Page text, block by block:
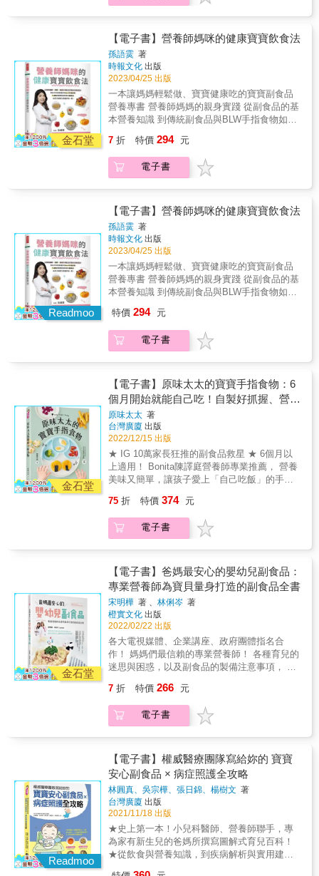
好吃的技巧】．技巧1：烹煮完後快速降溫煮完
後，將副食品放在寬鍋或淺盤中，吹電風扇、
冷氣或水中放冰塊隔水快速降溫，以保留養
分。．技巧2：挑選甜度高的食材食物冷凍後，
甜度會大幅下降，可在冷凍副食品加熱後可再
添加現打水果泥，以增加甜度，如香蕉、蘋
果。．技巧3：用食物夾鏈袋或真空封裝冷凍前
可在分裝盒外加一層食物夾鏈袋，或以家用食
品真空包裝機，將食物真空後再冷凍，以保持
或是將有甜味的食材，如地瓜、紅蘿蔔、高麗
菜等，加水煮熟，再連同蔬菜水一起打成泥。
金石堂
【電子書】營養師媽咪的健康寶寶飲食法
孫語霙 著
時報文化 出版
2023/04/25 出版
一本讓媽媽輕鬆做、寶寶健康吃的寶寶副食品
營養專書 營養師媽媽的親身實踐 從副食品的基
本營養知識 到傳統副食品與BLW手指食物如何
過敏、沒有食慾的時候該怎麼辦？ 讓媽媽們可
以用輕鬆省力的方式 幫寶寶轉換副食品 還告訴
你寶寶外食怎麼吃，零食米果如何選
讀者，這本書不是要『教你』怎麼育兒，而是
以營養學的概念為基礎，自身經歷為輔，統整
出一套適合現代家庭，讓媽咪及寶寶都受惠的
飲食方法。」～營養師& 孫語霙 本書要陪你一
起度過寶寶副食品階段， 與其太過小心翼翼地
把自己逼到身心俱疲喘不過氣， 還不如以不違
背營養學概念，但能夠輕鬆執行的方法， 讓寶
寶能夠吃得開心，媽媽也能少點壓力，這樣兩
者兼顧的方式， 才是現代媽媽養育健康寶寶的
的營養需求 ●提供傳統副食品和寶寶自主進食
(BLW)並行的方法，媽媽們不用選邊站 ●最容易
實踐的寶寶飲食方法，外食零食也能吃到營養
解決之道 ●營養師專業設計，以簡單好做為基
礎的的分齡副食品食譜 &
7 折 特價 294 元
電子書
Readmoo
【電子書】營養師媽咪的健康寶寶飲食法
孫語霙 著
時報文化 出版
2023/04/25 出版
一本讓媽媽輕鬆做、寶寶健康吃的寶寶副食品
營養專書 營養師媽媽的親身實踐 從副食品的基
本營養知識 到傳統副食品與BLW手指食物如何
過敏、沒有食慾的時候該怎麼辦？ 讓媽媽們可
以用輕鬆省力的方式 幫寶寶轉換副食品 還告訴
你寶寶外食怎麼吃，零食米果如何選
讀者，這本書不是要『教你』怎麼育兒，而是
以營養學的概念為基礎，自身經歷為輔，統整
出一套適合現代家庭，讓媽咪及寶寶都受惠的
飲食方法。」～營養師& 孫語霙 本書要陪你一
起度過寶寶副食品階段， 與其太過小心翼翼地
把自己逼到身心俱疲喘不過氣， 還不如以不違
背營養學概念，但能夠輕鬆執行的方法， 讓寶
寶能夠吃得開心，媽媽也能少點壓力，這樣兩
者兼顧的方式， 才是現代媽媽養育健康寶寶的
最好方法。 本書特色 ●從基礎開始，了解寶寶
(BLW)並行的方法，媽媽們不用選邊站 ●最容易
實踐的寶寶飲食方法，外食零食也能吃到營養
●整理出寶寶常見的飲食問題，找出替代飲食與
礎的的分齡副食品食譜 &
特價 294 元
電子書
金石堂
【電子書】原味太太的寶寶手指食物：6
個月開始就能自己吃！自製好抓握、營養
多樣化的72道副食品，讓孩子在BLW中
探索五感，快樂吃、健康成長！
原味太太 著
台灣廣廈 出版
2022/12/15 出版
★ IG 10萬家長狂推的副食品救星 ★ 6個月以
上適用！ Bonita陳譯庭營養師專業推薦， 營養
美味又簡單，讓孩子愛上「自己吃飯」的手指
一口餵到崩潰？ 餐桌上的風景，總是狼狽的爸
媽與憤怒的小嬰兒&hellip;&hellip; 副食品是育
兒之路上的大魔王關卡， 該吃什麼？怎麼吃？
孩子自己吃固體食物」的BLW飲食法。 以「容
易抓握、方便簡單、營養均衡」為原則， 將成
長發育需要的六大類食材，依照「嘗試期」
「初期」「中後期」處理烹調， 製作出南瓜飯
糰、寶寶薯條、玉米雞塊等，寶寶可以抓著吃
的美味料理！ 神奇的是，當放手讓孩子依照自
己步調探索食物後， 不僅拒食寶寶成為小吃
貨，各種食物都大口嘗試， 就連面對吃以外的
新事物也更願意勇敢挑戰！ 本書濃縮原味太太
親身實踐的BLW知識與體驗， 分享72道寶寶們
家如何準備食材、不同階段的注意事項， 並彙
總上萬粉絲群最常問的手指食物疑惑，讓大家
一看就懂！ 用輕鬆愉快的心，和寶貝一起迎接
感、培養獨立自主性，讓飲食成為孩子最好的
教養。 「BLW飲食法」讓寶寶從大概6個月大
就開始學習自主進食，自行選擇想吃什麼、吃
多少，自由探索食物不同的味道、口感、質
地，這對寶寶來說很有趣，也會因此更樂意去
接觸各種新食物，大幅降低往後挑食的機率。
特色2˙從食材的選擇、切法到烹調，順應寶寶
發育狀況的三階段調整。 本書將副食品時期依
75 折 特價 374 元
電子書
金石堂
【電子書】爸媽最安心的嬰幼兒副食品：
專業營養師為寶貝量身打造的副食品全書
宋明樺 著 、林俐岑 著
橙實文化 出版
2022/02/22 出版
各大電視媒體、企業講座、政府團體指名合
作！ 媽媽們最信賴的專業營養師！ 各種育兒的
迷思與困惑，以及副食品的製備注意事項， 就
媽媽們的育兒之路其實也可以不心累， 因為世
上沒有最好的育兒準則， 只要是媽媽覺得最輕
鬆的方式，就是最適合你家寶寶的方式！ 專業
菜單，只要這一本就夠！ 收錄每個父母最想問
的寶貝副食品Q＆Ａ， 適合的餵食方式、讓寶
寶吃好又吃飽的秘訣，營養師一次告訴你! 告訴
你讓寶貝吃好副食品的最大關鍵就是
&mdash;&mdash; 媽媽感到最輕鬆、無壓力的
方式，就是最適合寶寶的方式！ 就讓最知名、
專業的媽媽營養師， 幫你搞定副食品所有疑難
雜症，養出體質健康、發育高人一等的健康寶
寶！ 本書特色 身為雙寶媽同時又是專業營
養師的明樺和俐岑， 在這本書裡不只是分享育
7 折 特價 266 元
電子書
Readmoo
【電子書】權威醫療團隊寫給妳的 寶寶
安心副食品 × 病症照護全攻略
林圓真、吳宗樺、張日錦、楊樹文 著
台灣廣廈 出版
2021/11/18 出版
★史上第一本！小兒科醫師、營養師聯手，專
為家有新生兒的爸媽所撰寫圖解式育兒百科！
★從飲食與營養知識，到疾病解析與實用建